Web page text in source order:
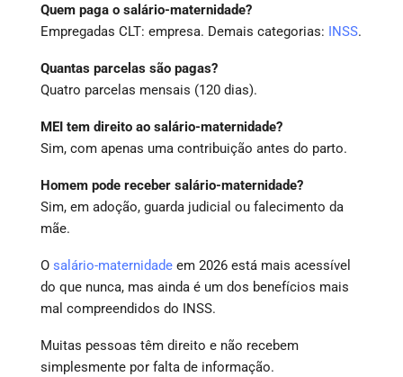
Quem paga o salário-maternidade?
Empregadas CLT: empresa. Demais categorias: INSS.
Quantas parcelas são pagas?
Quatro parcelas mensais (120 dias).
MEI tem direito ao salário-maternidade?
Sim, com apenas uma contribuição antes do parto.
Homem pode receber salário-maternidade?
Sim, em adoção, guarda judicial ou falecimento da
mãe.
O salário-maternidade em 2026 está mais acessível
do que nunca, mas ainda é um dos benefícios mais
mal compreendidos do INSS.
Muitas pessoas têm direito e não recebem
simplesmente por falta de informação.